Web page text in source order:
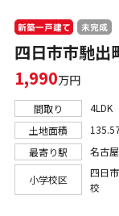
新築一戸建て 未完成
四日市市馳出
1,990万円
間取り 4LDK
土地面積
最寄り駅
名古
小学校区
四日
校